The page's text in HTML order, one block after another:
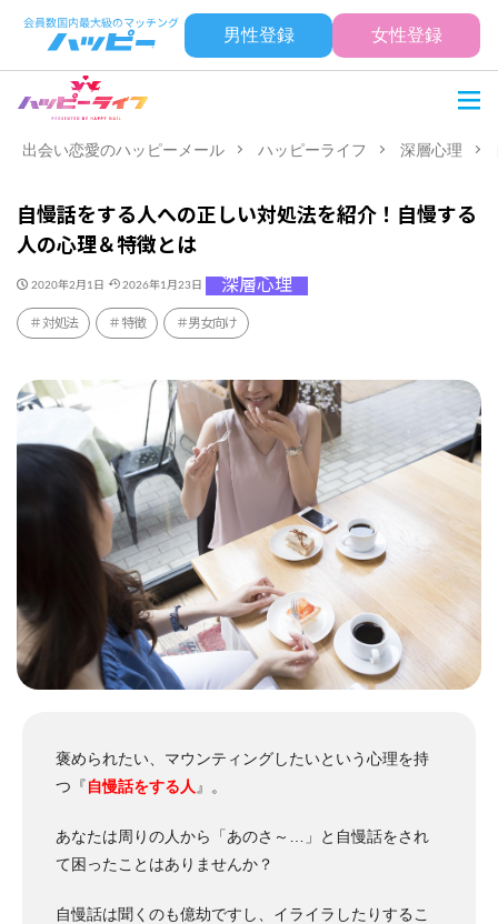
男性登録 女性登録
出会い恋愛のハッピーメール ハッピーライフ 深層心理
自慢話をする人への正しい対処法を紹介！自慢する
人の心理＆特徴とは
2020年2月1日 2026年1月23日 深層心理
対処法 特徴 男女向け
褒められたい、マウンティングしたいという心理を持
つ『自慢話をする人 』。
あなたは周りの人から「あのさ～…」と自慢話をされ
て困ったことはありませんか？
自慢話は聞くのも億劫ですし、イライラしたりするこ